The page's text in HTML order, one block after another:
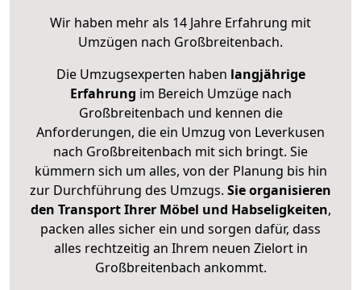
Wir haben mehr als 14 Jahre Erfahrung mit
Umzügen nach Großbreitenbach.
Die Umzugsexperten haben langjährige
Erfahrung im Bereich Umzüge nach
Großbreitenbach und kennen die
Anforderungen, die ein Umzug von Leverkusen
nach Großbreitenbach mit sich bringt. Sie
kümmern sich um alles, von der Planung bis hin
zur Durchführung des Umzugs. Sie organisieren
den Transport Ihrer Möbel und Habseligkeiten,
packen alles sicher ein und sorgen dafür, dass
alles rechtzeitig an Ihrem neuen Zielort in
Großbreitenbach ankommt.